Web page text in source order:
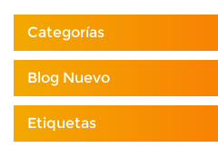
Categorías
Blog Nuevo
Etiquetas